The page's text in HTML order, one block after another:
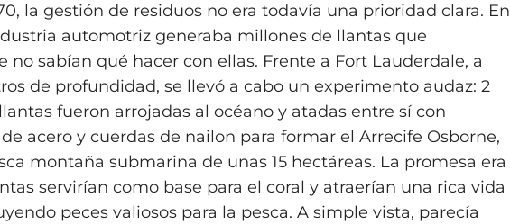
la gestión de residuos no era todavía una prioridad clara. En
automotriz generaba millones de llantas que
no sabían qué hacer con ellas. Frente a Fort Lauderdale, a
de profundidad, se llevó a cabo un experimento audaz: 2
fueron arrojadas al océano y atadas entre sí con
acero y cuerdas de nailon para formar el Arrecife Osborne,
montaña submarina de unas 15 hectáreas. La promesa era
servirían como base para el coral y atraerían una rica vida
peces valiosos para la pesca. A simple vista, parecía